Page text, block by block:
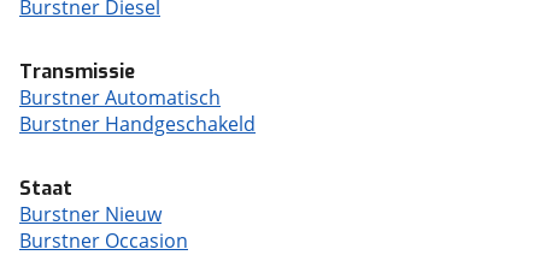
Burstner Diesel
Transmissie
Burstner Automatisch
Burstner Handgeschakeld
Staat
Burstner Nieuw
Burstner Occasion